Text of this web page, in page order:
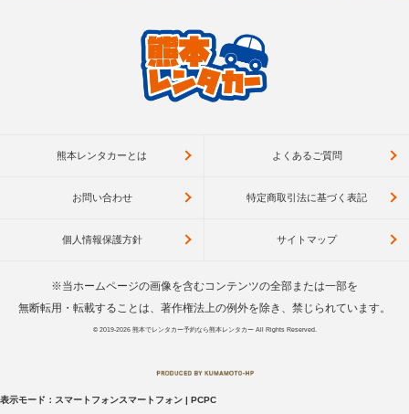
熊本レンタカーとは よくあるご質問
お問い合わせ 特定商取引法に基づく表記
個人情報保護方針 サイトマップ
※当ホームページの画像を含むコンテンツの全部または一部を
無断転用・転載することは、著作権法上の例外を除き、禁じられています。
© 2019-2026 熊本でレンタカー予約なら熊本レンタカーAll Rights Reserved.
表示モード： スマートフォンスマートフォン | PCPC